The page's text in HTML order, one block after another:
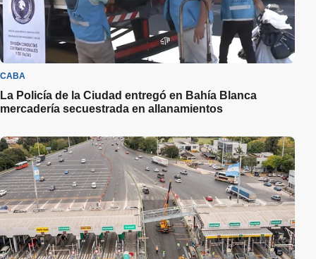
CABA
La Policía de la Ciudad entregó en Bahía Blanca
mercadería secuestrada en allanamientos